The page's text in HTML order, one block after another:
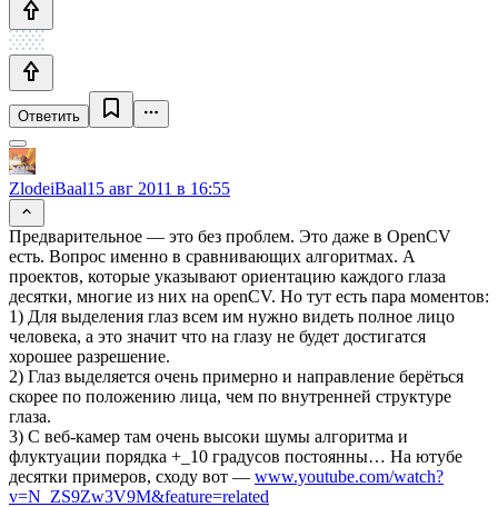
Ответить
ZlodeiBaal15 авг 2011 в 16:55
Предварительное — это без проблем. Это даже в OpenCV
есть. Вопрос именно в сравнивающих алгоритмах. А
проектов, которые указывают ориентацию каждого глаза
десятки, многие из них на openCV. Но тут есть пара моментов:
1) Для выделения глаз всем им нужно видеть полное лицо
человека, а это значит что на глазу не будет достигатся
хорошее разрешение.
2) Глаз выделяется очень примерно и направление берёться
скорее по положению лица, чем по внутренней структуре
глаза.
3) С веб-камер там очень высоки шумы алгоритма и
флуктуации порядка +_10 градусов постоянны… На ютубе
десятки примеров, сходу вот — www.youtube.com/watch?
v=N_ZS9Zw3V9M&feature=related